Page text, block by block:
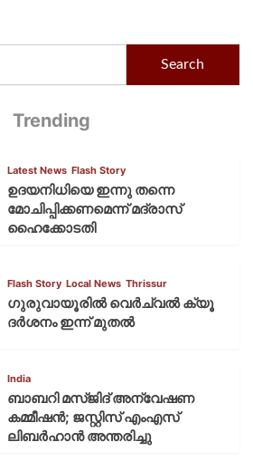
Search
Trending
Latest News Flash Story
ഉദയനിധിയെ ഇന്നു തന്നെ
മോചിപ്പിക്കണമെന്ന് മദ്രാസ്
ഹൈക്കോടതി
Flash Story Local News Thrissur
ഗുരുവായൂരില്‍ വെര്‍ച്വല്‍ ക്യൂ
ദര്‍ശനം ഇന്ന് മുതല്‍
India
ബാബറി മസ്ജിദ് അന്വേഷണ
കമ്മീഷന്‍; ജസ്റ്റിസ് എംഎസ്
ലിബര്‍ഹാന്‍ അന്തരിച്ചു